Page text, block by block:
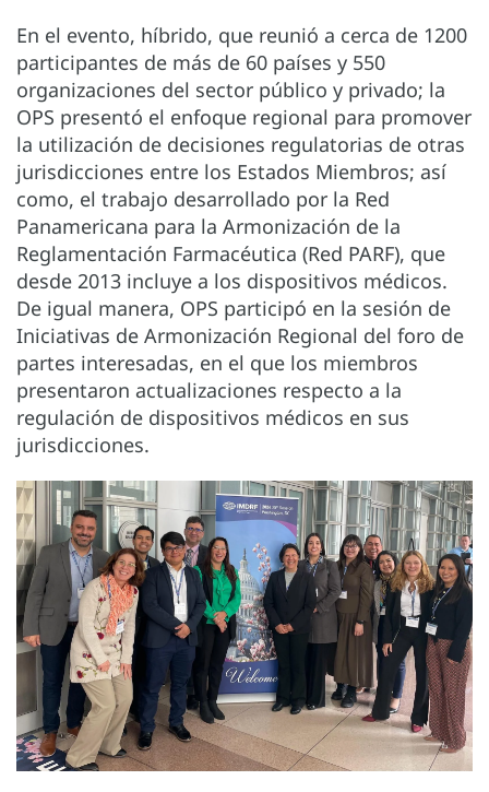
En el evento, híbrido, que reunió a cerca de 1200
participantes de más de 60 países y 550
organizaciones del sector público y privado; la
OPS presentó el enfoque regional para promover
la utilización de decisiones regulatorias de otras
jurisdicciones entre los Estados Miembros; así
como, el trabajo desarrollado por la Red
Panamericana para la Armonización de la
Reglamentación Farmacéutica (Red PARF), que
desde 2013 incluye a los dispositivos médicos.
De igual manera, OPS participó en la sesión de
Iniciativas de Armonización Regional del foro de
partes interesadas, en el que los miembros
presentaron actualizaciones respecto a la
regulación de dispositivos médicos en sus
jurisdicciones.